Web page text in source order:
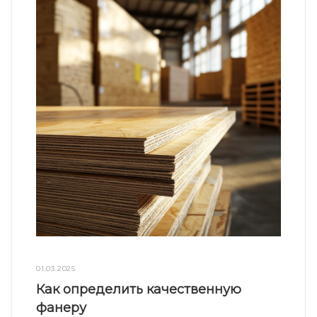
01.03.2025
Как определить качественную
фанеру